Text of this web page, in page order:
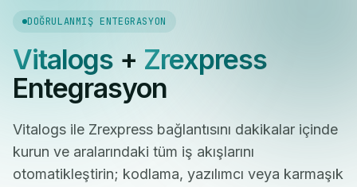
DOĞRULANMIŞ ENTEGRASYON
Vitalogs+ Zrexpress
Entegrasyon
Vitalogs ile Zrexpress bağlantısını dakikalar içinde
kurun ve aralarındaki tüm iş akışlarını
otomatikleştirin; kodlama, yazılımcı veya karmaşık